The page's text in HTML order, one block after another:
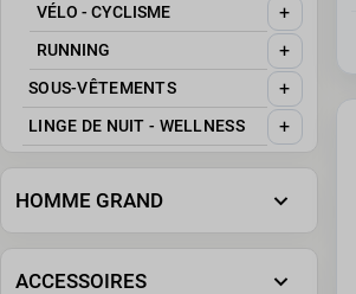
VÉLO - CYCLISME +
RUNNING +
SOUS-VÊTEMENTS +
LINGE DE NUIT - WELLNESS +
HOMME GRAND
ACCESSOIRES